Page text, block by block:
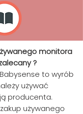
monitora
?
to wyrób
używać
producenta.
używanego